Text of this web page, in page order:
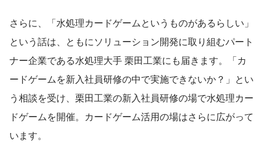
さらに、「水処理カードゲームというものがあるらしい」
という話は、ともにソリューション開発に取り組むパート
ナー企業である水処理大手 栗田工業にも届きます。「カ
ードゲームを新入社員研修の中で実施できないか？」とい
う相談を受け、栗田工業の新入社員研修の場で水処理カー
ドゲームを開催。カードゲーム活用の場はさらに広がって
います。